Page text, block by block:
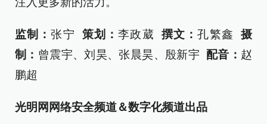
监制：张宁 策划：李政葳 撰文：孔繁鑫摄
制： 曾震宇、刘昊、张晨昊、殷新宇 配音： 赵
鹏超
光明网网络安全频道＆数字化频道出品